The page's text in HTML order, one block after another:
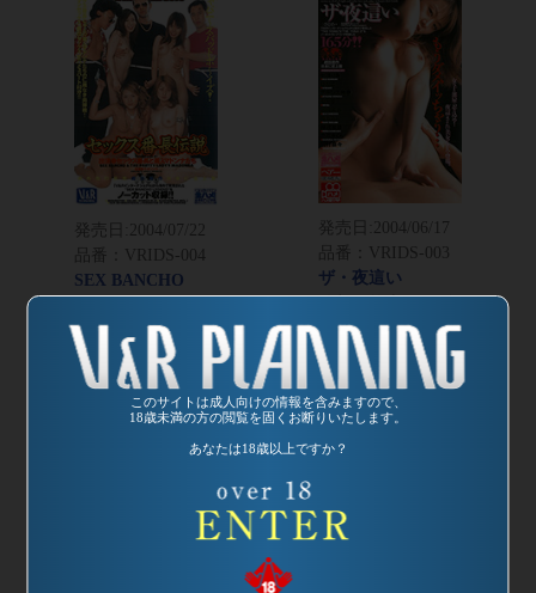
このサイトは成人向けの情報を含みますので、
18歳未満の方の閲覧を固くお断りいたします。
あなたは18歳以上ですか？
発売日:
2004/07/22
品番：VRIDS-004
SEX BANCHO
JAPANESE BAD
BOYS- セックス番
長伝説
監督：竹本シンゴ
発売日: 2004/06/17
品番：VRIDS-003
ザ・夜這い